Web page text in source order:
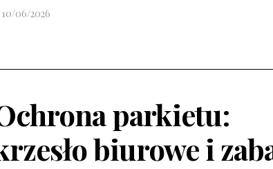
10/06/2026
parkietu:
biurowe i